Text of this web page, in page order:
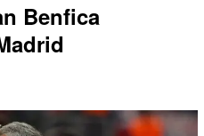
Benfica